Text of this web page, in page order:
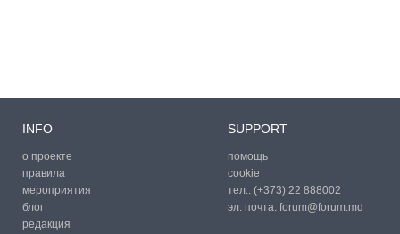
INFO
о проекте
правила
мероприятия
блог
редакция
SUPPORT
помощь
cookie
тел.: (+373) 22 888002
эл. почта: forum@forum.md